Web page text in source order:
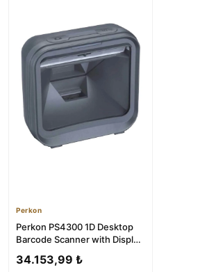
Perkon
Perkon PS4300 1D Desktop
Barcode Scanner with Display
34.153,99 ₺